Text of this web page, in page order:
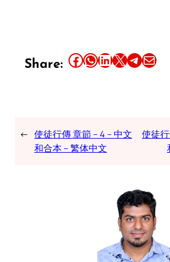
Share: Share this article on Facebook Share this article on WhatsApp Share this article on LinkedIn Share this article on X Share this article on TelegramEmail this Article
← 使徒行傳 章節 – 4 – 中文
和合本 – 繁体中文
使徒